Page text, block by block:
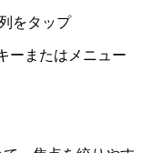
をタップ
ーまたはメニュー